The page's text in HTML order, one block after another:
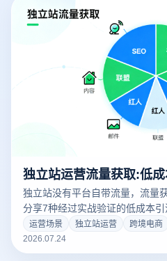
独立站运营流量获取:低
独立站没有平台自带流量，流量
分享7种经过实战验证的低成本引
投放、Google SEO优化、社交
件营销、再营销广告和内容平台
限预算获取高质量流量，提升转
运营场景 独立站运营
跨境电商
2026.07.24